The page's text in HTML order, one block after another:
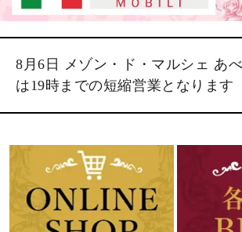
8月6日 メゾン・ド・マルシェ あ
は19時までの短縮営業となります